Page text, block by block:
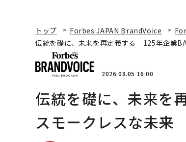
トップ Forbes JAPAN BrandVoice
伝統を礎に、未来を再定義する 125年企業
2026.08.05 16:00
伝統を礎に、未来を
スモークレスな未来